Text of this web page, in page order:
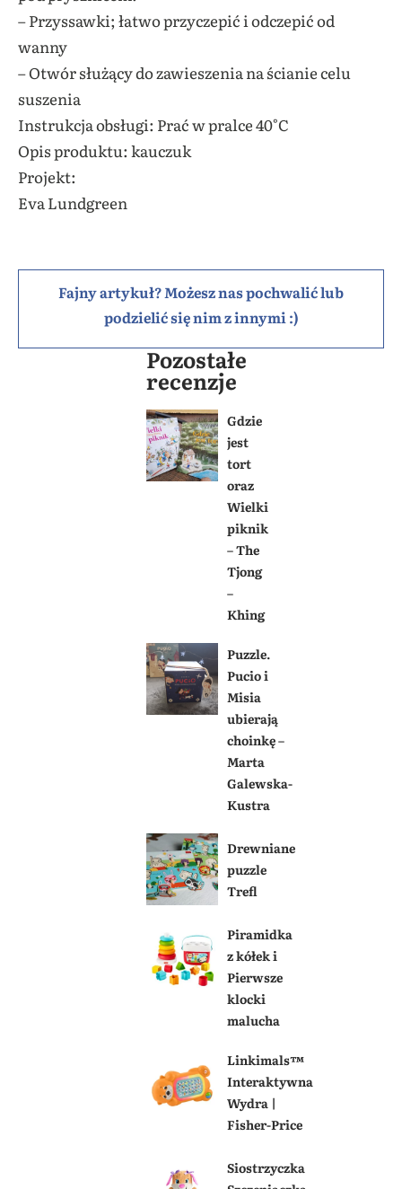
– Przyssawki; łatwo przyczepić i odczepić od
wanny
– Otwór służący do zawieszenia na ścianie celu
suszenia
Instrukcja obsługi: Prać w pralce 40°C
Opis produktu: kauczuk
Projekt:
Eva Lundgreen
Fajny artykuł? Możesz nas pochwalić lub
podzielić się nim z innymi :)
Pozostałe
recenzje
Gdzie
jest
tort
oraz
Wielki
piknik
– The
Tjong
–
Khing
Puzzle.
Pucio i
Misia
ubierają
choinkę –
Marta
Galewska-
Kustra
Drewniane
puzzle
Trefl
Piramidka
z kółek i
Pierwsze
klocki
malucha
Linkimals™
Interaktywna
Wydra |
Fisher-Price
Siostrzyczka